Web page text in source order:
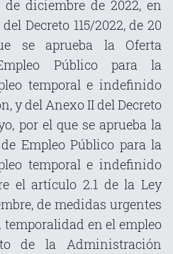
de diciembre de 2022, en
Decreto 115/2022, de 20
se aprueba la Oferta
Público para la
temporal e indefinido
y del Anexo II del Decreto
por el que se aprueba la
Empleo Público para la
temporal e indefinido
el artículo 2.1 de la Ley
de medidas urgentes
en el empleo
de la Administración